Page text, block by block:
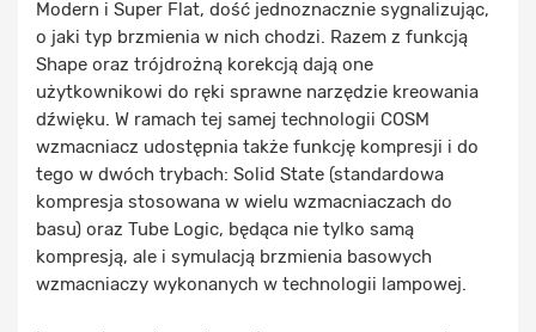
Modern i Super Flat, dość jednoznacznie sygnalizując,
o jaki typ brzmienia w nich chodzi. Razem z funkcją
Shape oraz trójdrożną korekcją dają one
użytkownikowi do ręki sprawne narzędzie kreowania
dźwięku. W ramach tej samej technologii COSM
wzmacniacz udostępnia także funkcję kompresji i do
tego w dwóch trybach: Solid State (standardowa
kompresja stosowana w wielu wzmacniaczach do
basu) oraz Tube Logic, będąca nie tylko samą
kompresją, ale i symulacją brzmienia basowych
wzmacniaczy wykonanych w technologii lampowej.